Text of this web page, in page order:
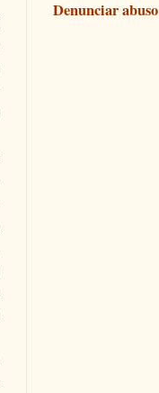
Denunciar abuso